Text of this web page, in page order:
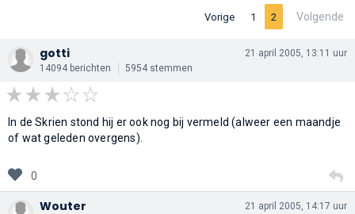
Vorige 1 2 Volgende
gotti
14094 berichten 5954 stemmen
21 april 2005, 13:11 uur
In de Skrien stond hij er ook nog bij vermeld (alweer een maandje
of wat geleden overgens).
0
Wouter 21 april 2005, 14:17 uur